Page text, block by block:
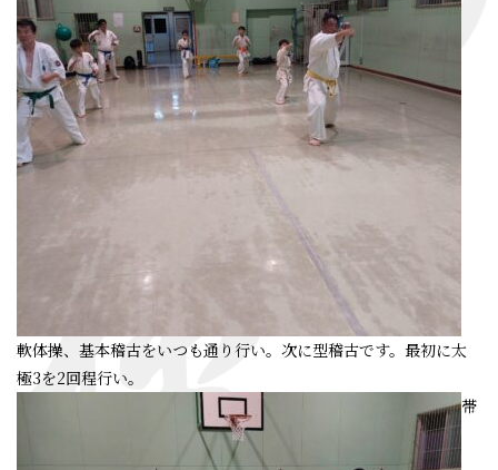
軟体操、基本稽古をいつも通り行い。次に型稽古です。最初に太
極3を2回程行い。
帯